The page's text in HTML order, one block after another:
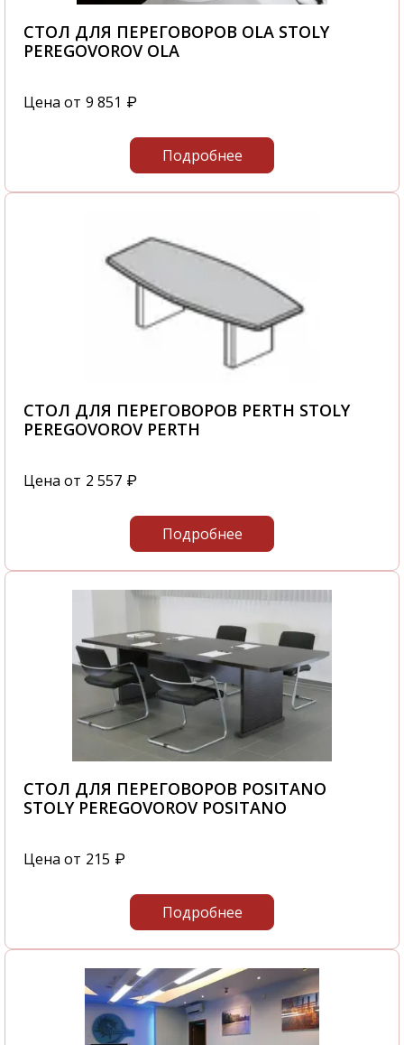
СТОЛ ДЛЯ ПЕРЕГОВОРОВ OLA STOLY
PEREGOVOROV OLA
Цена от 9 851 ₽
Подробнее
СТОЛ ДЛЯ ПЕРЕГОВОРОВ PERTH STOLY
PEREGOVOROV PERTH
Цена от 2 557 ₽
Подробнее
СТОЛ ДЛЯ ПЕРЕГОВОРОВ POSITANO
STOLY PEREGOVOROV POSITANO
Цена от 215 ₽
Подробнее